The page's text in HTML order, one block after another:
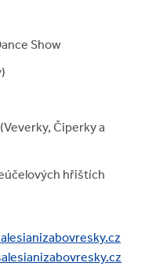
Show
Čiperky a
hřištích